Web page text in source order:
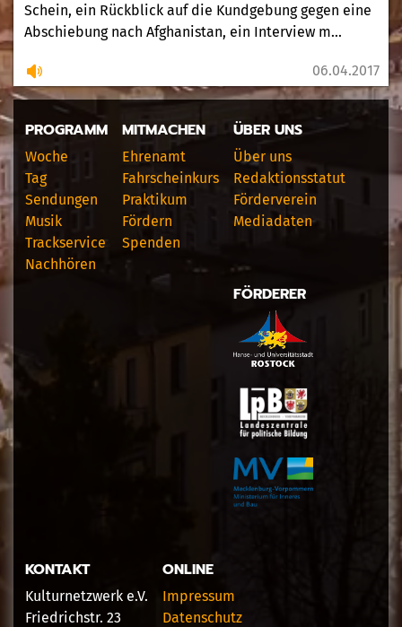
Schein, ein Rückblick auf die Kundgebung gegen eine
Abschiebung nach Afghanistan, ein Interview m...
06.04.2017
PROGRAMM
Woche
Tag
Sendungen
Musik
Trackservice
Nachhören
MITMACHEN
Ehrenamt
Fahrscheinkurs
Praktikum
Fördern
Spenden
ÜBER UNS
Über uns
Redaktionsstatut
Förderverein
Mediadaten
FÖRDERER
KONTAKT
Kulturnetzwerk e.V.
Friedrichstr. 23
ONLINE
Impressum
Datenschutz